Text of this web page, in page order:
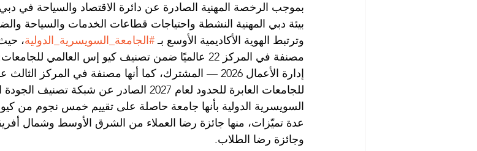
بيئة دبي المهنية النشطة واحتياجات قطاعات الخدمات والسياحة
وترتبط الهوية الأكاديمية الأوسع بـ #الجامعة_السويسرية_الدولية،
مصنفة في المركز 22 عالميًا ضمن تصنيف كيو إس العالمي
إدارة الأعمال 2026 — المشترك، كما أنها مصنفة في المركز
للجامعات العابرة للحدود لعام 2027 الصادر عن
السويسرية الدولية بأنها جامعة حاصلة على تقييم خمس نجوم من
عدة تميّزات، منها جائزة رضا العملاء من الشرق الأوسط وشمال
وجائزة رضا الطلاب.